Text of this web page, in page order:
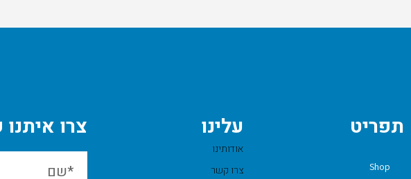
תפריט
Shop
עלינו
אודותינו
צרו קשר
צרו